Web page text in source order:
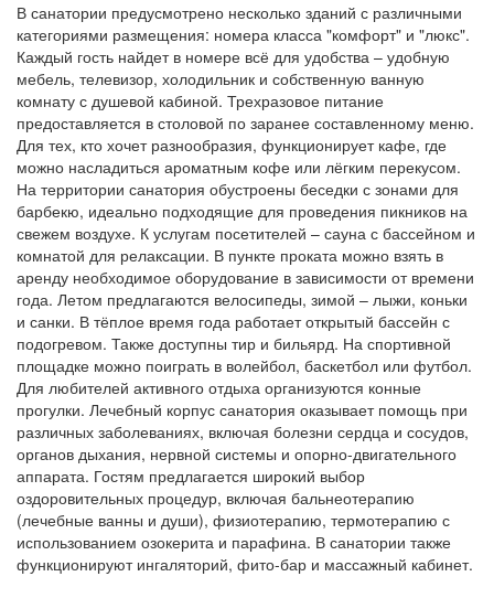
В санатории предусмотрено несколько зданий с различными
категориями размещения: номера класса "комфорт" и "люкс".
Каждый гость найдет в номере всё для удобства – удобную
мебель, телевизор, холодильник и собственную ванную
комнату с душевой кабиной. Трехразовое питание
предоставляется в столовой по заранее составленному меню.
Для тех, кто хочет разнообразия, функционирует кафе, где
можно насладиться ароматным кофе или лёгким перекусом.
На территории санатория обустроены беседки с зонами для
барбекю, идеально подходящие для проведения пикников на
свежем воздухе. К услугам посетителей – сауна с бассейном и
комнатой для релаксации. В пункте проката можно взять в
аренду необходимое оборудование в зависимости от времени
года. Летом предлагаются велосипеды, зимой – лыжи, коньки
и санки. В тёплое время года работает открытый бассейн с
подогревом. Также доступны тир и бильярд. На спортивной
площадке можно поиграть в волейбол, баскетбол или футбол.
Для любителей активного отдыха организуются конные
прогулки. Лечебный корпус санатория оказывает помощь при
различных заболеваниях, включая болезни сердца и сосудов,
органов дыхания, нервной системы и опорно-двигательного
аппарата. Гостям предлагается широкий выбор
оздоровительных процедур, включая бальнеотерапию
(лечебные ванны и души), физиотерапию, термотерапию с
использованием озокерита и парафина. В санатории также
функционируют ингаляторий, фито-бар и массажный кабинет.